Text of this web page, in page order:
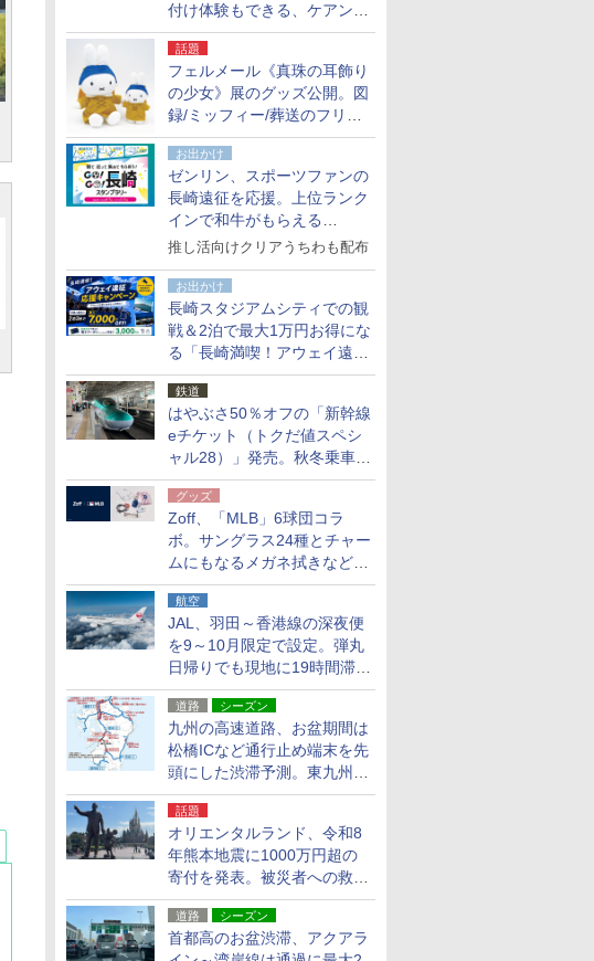
付け体験もできる、ケアンズ
でアサートン高原の日本語ガ
イド付きツアーに参加してみ
た
話題
フェルメール《真珠の耳飾り
の少女》展のグッズ公開。図
録/ミッフィー/葬送のフリー
レンほか、注目ブランドコラ
ボが実現
お出かけ
ゼンリン、スポーツファンの
長崎遠征を応援。上位ランク
インで和牛がもらえる
「GO！GO！長崎スタンプラ
推し活向けクリアうちわも配布
お出かけ
長崎スタジアムシティでの観
戦＆2泊で最大1万円お得にな
る「長崎満喫！アウェイ遠征
応援キャンペーン」
鉄道
はやぶさ50％オフの「新幹線
eチケット（トクだ値スペシ
ャル28）」発売。秋冬乗車
分、えきねっと限定
グッズ
Zoff、「MLB」6球団コラ
ボ。サングラス24種とチャー
ムにもなるメガネ拭きなど雑
貨24種
航空
JAL、羽田～香港線の深夜便
を9～10月限定で設定。弾丸
日帰りでも現地に19時間滞在
できる
道路 シーズン
九州の高速道路、お盆期間は
松橋ICなど通行止め端末を先
頭にした渋滞予測。東九州道
への迂回は料金調整を実施
話題
オリエンタルランド、令和8
年熊本地震に1000万円超の
寄付を発表。被災者への救援
活動・復旧支援
道路 シーズン
首都高のお盆渋滞、アクアラ